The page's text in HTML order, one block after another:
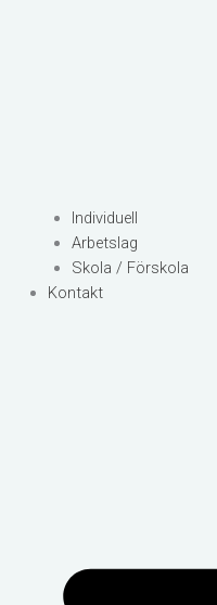
Individuell
Arbetslag
Skola / Förskola
Kontakt